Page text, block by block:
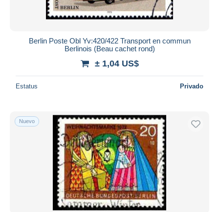
Berlin Poste Obl Yv:420/422 Transport en commun
Berlinois (Beau cachet rond)
± 1,04 US$
Estatus Privado
Nuevo